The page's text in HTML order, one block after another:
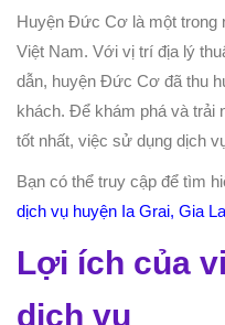
Huyện Đức Cơ là một trong
Việt Nam. Với vị trí địa lý
dẫn, huyện Đức Cơ đã thu
khách. Để khám phá và
tốt nhất, việc sử dụng dịch
Bạn có thể truy cập để tìm
dịch vụ huyện Ia Grai, Gia
Lợi ích của
dịch vụ